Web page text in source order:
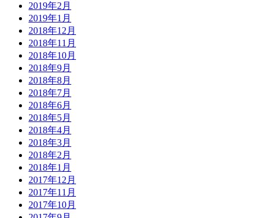
2019年2月
2019年1月
2018年12月
2018年11月
2018年10月
2018年9月
2018年8月
2018年7月
2018年6月
2018年5月
2018年4月
2018年3月
2018年2月
2018年1月
2017年12月
2017年11月
2017年10月